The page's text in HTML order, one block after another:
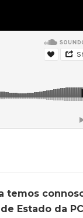
temos
Estado da